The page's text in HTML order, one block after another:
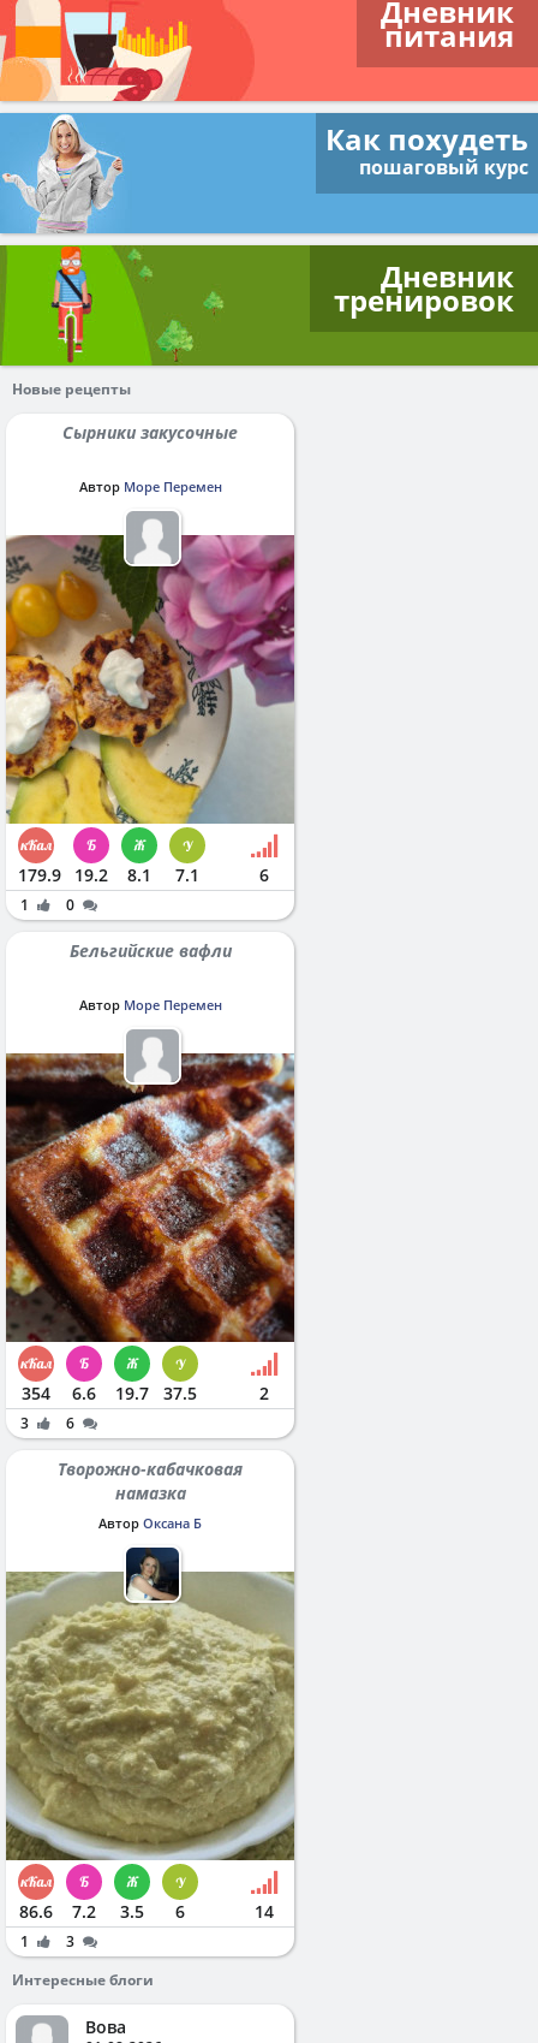
Дневник
питания
Как похудеть
пошаговый курс
Дневник
тренировок
Новые рецепты
Сырники закусочные
Автор Море Перемен
179.9 19.2 8.1 7.1 6
1 0
Бельгийские вафли
Автор Море Перемен
354 6.6 19.7 37.5 2
3 6
Творожно-кабачковая
намазка
Автор Оксана Б
86.6 7.2 3.5 6 14
1
3
Интересные блоги
Вова